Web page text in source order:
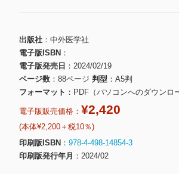
出版社
中外医学社
電子版ISBN
電子版発売日
2024/02/19
ページ数
88ページ 判型
A5判
フォーマット
PDF（パソコンへのダウンロ
電子版販売価格： ¥2,420
(本体¥2,200＋税10％)
印刷版ISBN
978-4-498-14854-3
印刷版発行年月
2024/02